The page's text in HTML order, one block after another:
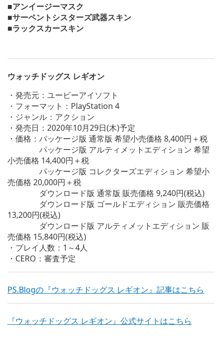
■アンイージーマスク
■サーペントシスターズ武器スキン
■ラックスカースキン
ウォッチドッグス レギオン
・発売元：ユービーアイソフト
・フォーマット：PlayStation 4
・ジャンル：アクション
・発売日：2020年10月29日(木)予定
・価格：パッケージ版 通常版 希望小売価格 8,400円＋税
パッケージ版 アルティメットエディション 希望
小売価格 14,400円＋税
パッケージ版 コレクターズエディション 希望小
売価格 20,000円＋税
ダウンロード版 通常版 販売価格 9,240円(税込)
ダウンロード版 ゴールドエディション 販売価格
13,200円(税込)
ダウンロード版 アルティメットエディション 販
売価格 15,840円(税込)
・プレイ人数：1～4人
・CERO：審査予定
PS.Blogの『ウォッチドッグス レギオン』記事はこちら
『ウォッチドッグス レギオン』公式サイトはこちら